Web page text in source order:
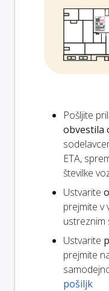
Pošljite
obvestila
ETA,
številke
Ustvarite
prejmite v
ustreznim
Ustvarite
prejmite
pošiljk